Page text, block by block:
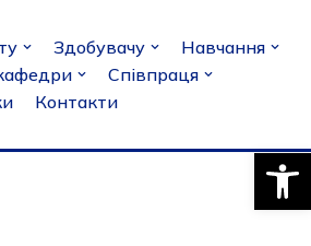
Здобувачу
Навчання
Співпраця
Контакти